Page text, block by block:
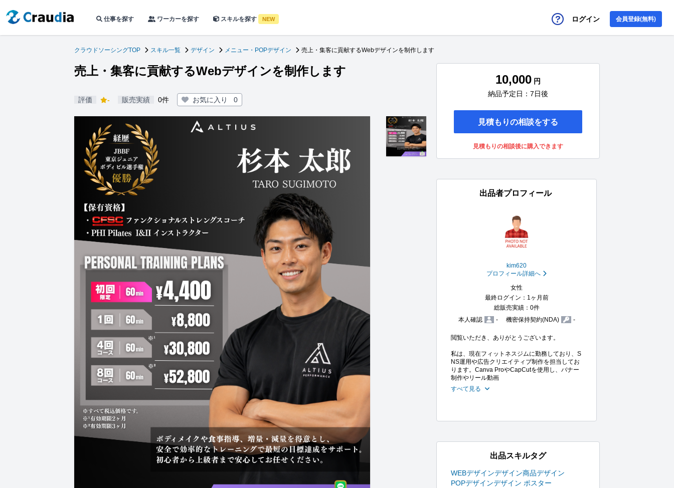
仕事を探す ワーカーを探す スキルを探す NEW ログイン 会員登録(無料)
クラウドソーシングTOP スキル一覧 デザイン メニュー・POPデザイン 売上・集客に貢献するWebデザインを制作します
売上・集客に貢献するWebデザインを制作します
評価 - 販売実績 0件 お気に入り 0
10,000 円
納品予定日：7日後
見積もりの相談をする
見積もりの相談後に購入できます
出品者プロフィール
kim620
プロフィール詳細へ
女性
最終ログイン：1ヶ月前
総販売実績：0件
本人確認
- 機密保持契約(NDA) -
閲覧いただき、ありがとうございます。
私は、現在フィットネスジムに勤務しており、S
NS運用や広告クリエイティブ制作を担当してお
ります。Canva ProやCapCutを使用し、バナー
制作やリール動画
すべて見る
出品スキルタグ
WEBデザインデザイン商品デザイン
POPデザインデザイン ポスター